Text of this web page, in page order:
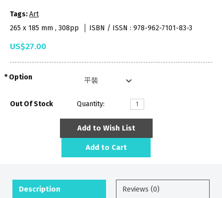
Tags:Art
265 x 185 mm , 308pp
ISBN / ISSN : 978-962-7101-83-3
US$27.00
Option
Out Of Stock Quantity:
Add to Wish List
Add to Cart
Description Reviews (0)